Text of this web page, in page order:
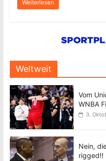
Weiterlesen
Weltweit
Vom
WNBA
3.
Nein,
rigged!!